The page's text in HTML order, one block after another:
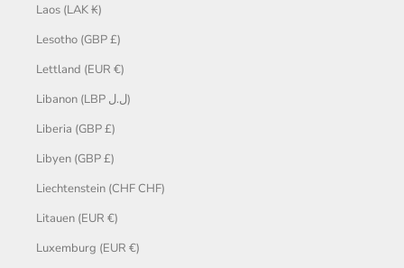
Laos (LAK ₭)
Lesotho (GBP £)
Lettland (EUR €)
Libanon (LBP ل.ل)
Liberia (GBP £)
Libyen (GBP £)
Liechtenstein (CHF CHF)
Litauen (EUR €)
Luxemburg (EUR €)